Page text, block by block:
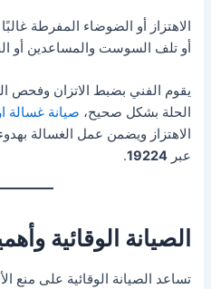
الاهتزاز أو الضوضاء المفرطة
أو تلف السوست والمساعدين أو
يقوم الفني بضبط الاتزان وفحص
الحلة بشكل صحيح، صيانة غسالة
الاهتزاز ويضمن عمل الغسالة
عبر19224
.
الصيانة الوقائية
تساعد الصيانة الوقائية على منع